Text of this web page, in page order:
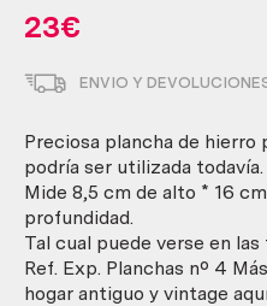
23€
ENVIO Y
Preciosa plancha de hierro
podría ser utilizada todavía.
Mide 8,5 cm de alto * 16
profundidad.
Tal cual puede verse en
Ref. Exp. Planchas nº 4
hogar antiguo y vintage